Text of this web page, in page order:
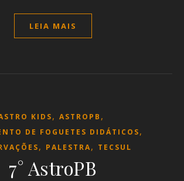
LEIA MAIS
KIDS, ASTROPB ,
DE FOGUETES DIDÁTICOS,
, PALESTRA, TECSUL
7° AstroPB